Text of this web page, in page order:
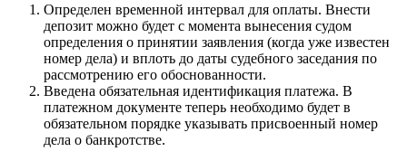
Определен временной интервал для оплаты. Внести
депозит можно будет с момента вынесения судом
определения о принятии заявления (когда уже известен
номер дела) и вплоть до даты судебного заседания по
рассмотрению его обоснованности.
Введена обязательная идентификация платежа. В
платежном документе теперь необходимо будет в
обязательном порядке указывать присвоенный номер
дела о банкротстве.